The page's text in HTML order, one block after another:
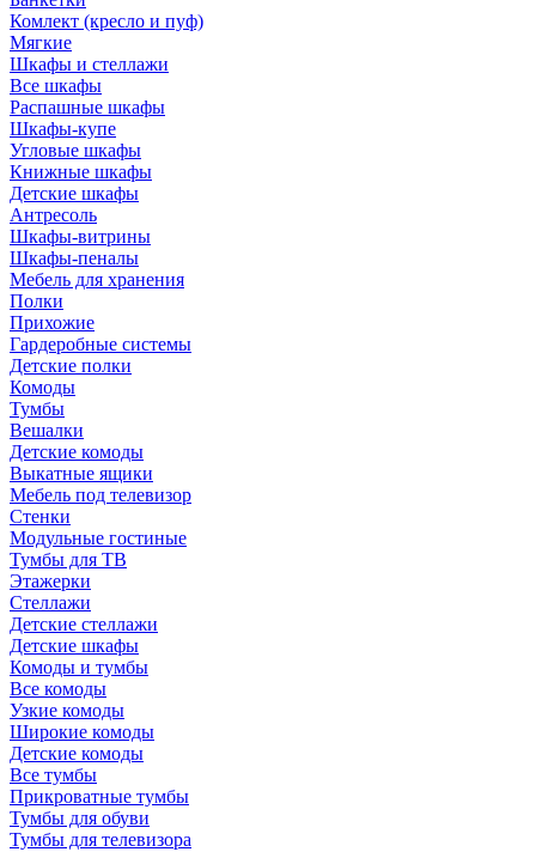
Комлект (кресло и пуф)
Мягкие
Шкафы и стеллажи
Все шкафы
Распашные шкафы
Шкафы-купе
Угловые шкафы
Книжные шкафы
Детские шкафы
Антресоль
Шкафы-витрины
Шкафы-пеналы
Мебель для хранения
Полки
Прихожие
Гардеробные системы
Детские полки
Комоды
Тумбы
Вешалки
Детские комоды
Выкатные ящики
Мебель под телевизор
Стенки
Модульные гостиные
Тумбы для ТВ
Этажерки
Стеллажи
Детские стеллажи
Детские шкафы
Комоды и тумбы
Все комоды
Узкие комоды
Широкие комоды
Детские комоды
Все тумбы
Прикроватные тумбы
Тумбы для обуви
Тумбы для телевизора